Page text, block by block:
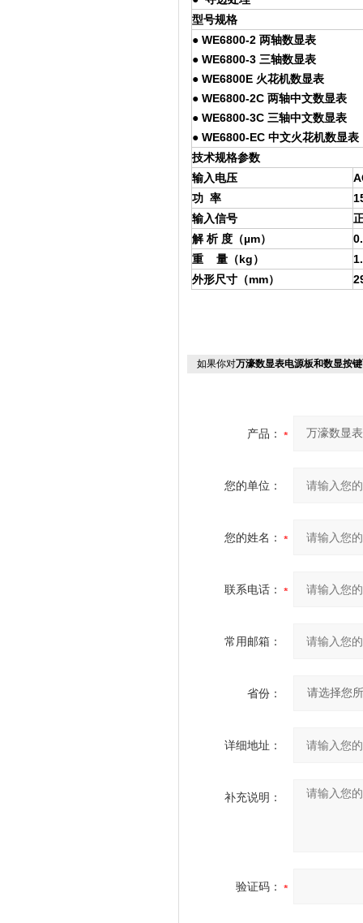
型号规格
● WE6800-2 两轴数显表
● WE6800-3 三轴数显表
● WE6800E 火花机数显表
● WE6800-2C 两轴中文数显表
● WE6800-3C 三轴中文数显表
● WE6800-EC 中文火花机数显表
技术规格参数
输入电压
功 率
输入信号
解 析 度（µm）
重 量（kg）
外形尺寸（mm）
如果你对万濠数显表电源板和数显按
产品：
您的单位：
您的姓名：
联系电话：
常用邮箱：
省份：
详细地址：
补充说明：
验证码：